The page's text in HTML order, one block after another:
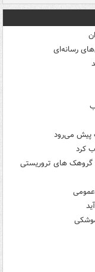
رسانه‌ای
پیش می‌رود
کرد